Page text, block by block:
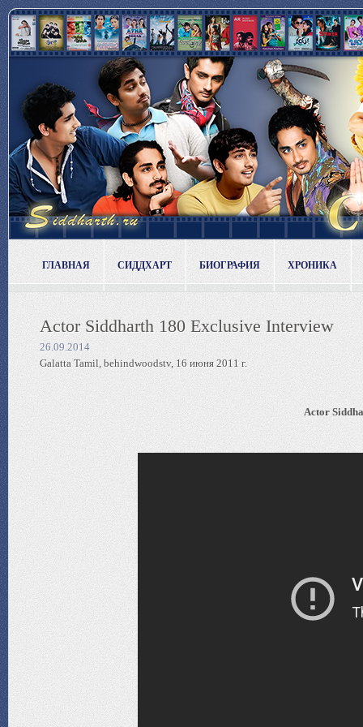
ГЛАВНАЯ СИДДХАРТ БИОГРАФИЯ ХРОНИКА
Actor Siddharth 180 Exclusive Interview
26.09.2014
Galatta Tamil, behindwoodstv, 16 июня 2011 г.
Actor